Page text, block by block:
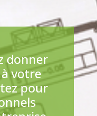
donner
votre
pour